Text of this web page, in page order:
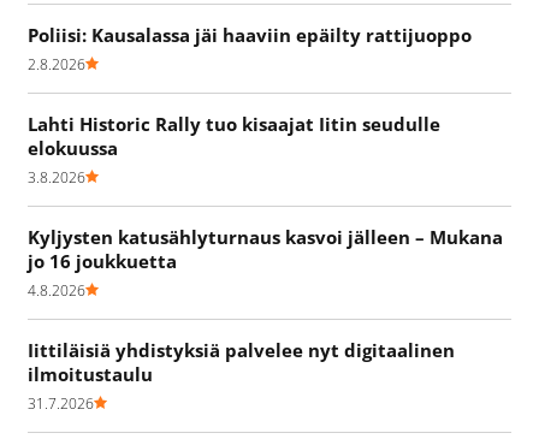
Poliisi: Kausalassa jäi haaviin epäilty rattijuoppo
2.8.2026
Lahti Historic Rally tuo kisaajat Iitin seudulle
elokuussa
3.8.2026
Kyljysten katusählyturnaus kasvoi jälleen – Mukana
jo 16 joukkuetta
4.8.2026
Iittiläisiä yhdistyksiä palvelee nyt digitaalinen
ilmoitustaulu
31.7.2026